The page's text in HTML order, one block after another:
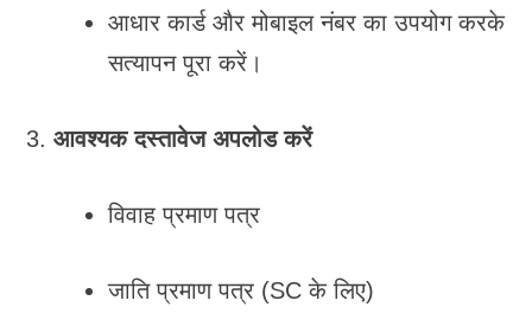
आधार कार्ड और मोबाइल नंबर का उपयोग करके
सत्यापन पूरा करें।
आवश्यक दस्तावेज अपलोड करें
विवाह प्रमाण पत्र
जाति प्रमाण पत्र (SC के लिए)